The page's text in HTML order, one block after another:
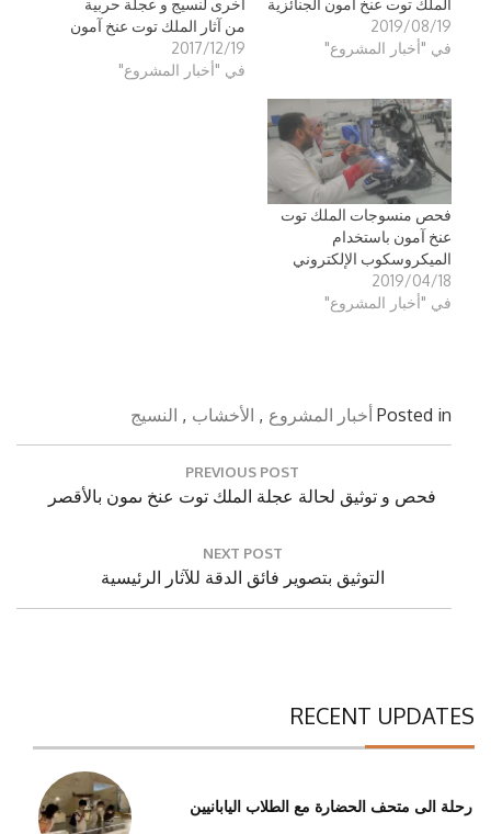
الملك توت عنخ آمون الجنائزية
2019/08/19
في "أخبار المشروع"
أخرى لنسيج و عجلة حربية
من آثار الملك توت عنخ آمون
2017/12/19
في "أخبار المشروع"
فحص منسوجات الملك توت
عنخ آمون باستخدام
الميكروسكوب الإلكتروني
2019/04/18
في "أخبار المشروع"
Posted in أخبار المشروع , الأخشاب , النسيج
PREVIOUS POST
Previous
فحص و توثيق لحالة عجلة الملك توت عنخ ىمون بالأقصر
NEXT POST
Next
Post:
التوثيق بتصوير فائق الدقة للآثار الرئيسية
RECENT UPDATES
رحلة الى متحف الحضارة مع الطلاب اليابانيين